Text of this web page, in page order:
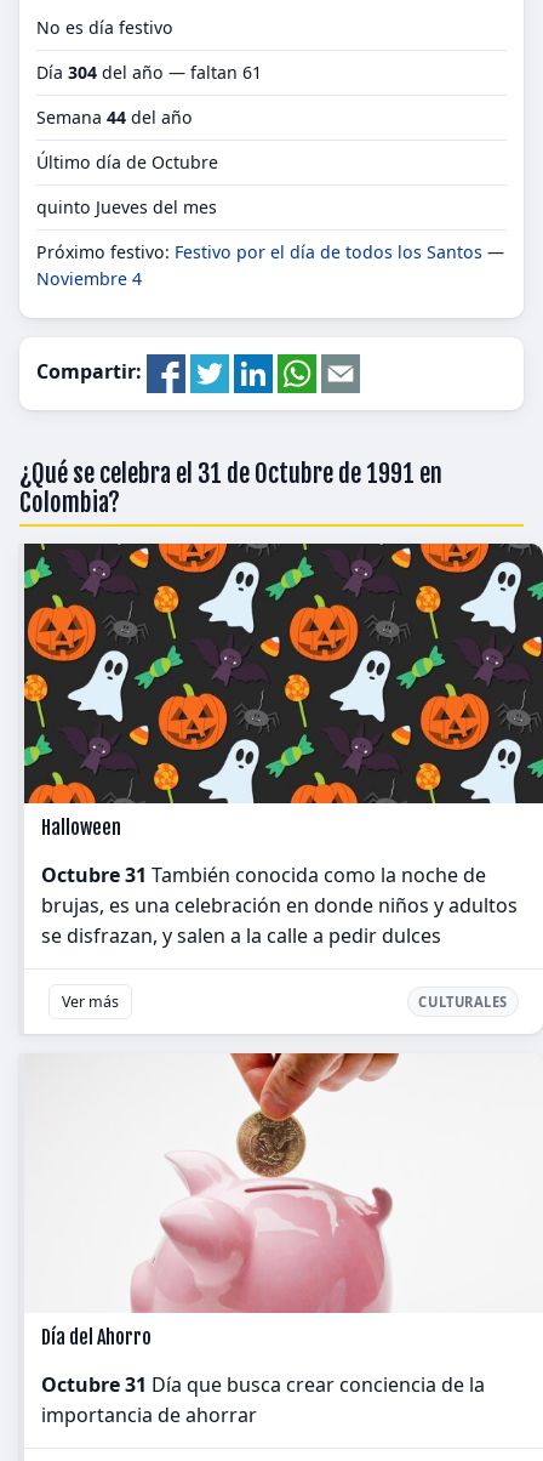
No es día festivo
Día 304 del año — faltan 61
Semana 44 del año
Último día de Octubre
quinto Jueves del mes
Próximo festivo: Festivo por el día de todos los Santos —
Noviembre 4
Compartir:
¿Qué se celebra el 31 de Octubre de 1991 en
Colombia?
Halloween
Octubre 31 También conocida como la noche de
brujas, es una celebración en donde niños y adultos
se disfrazan, y salen a la calle a pedir dulces
Ver más CULTURALES
Día del Ahorro
Octubre 31 Día que busca crear conciencia de la
importancia de ahorrar